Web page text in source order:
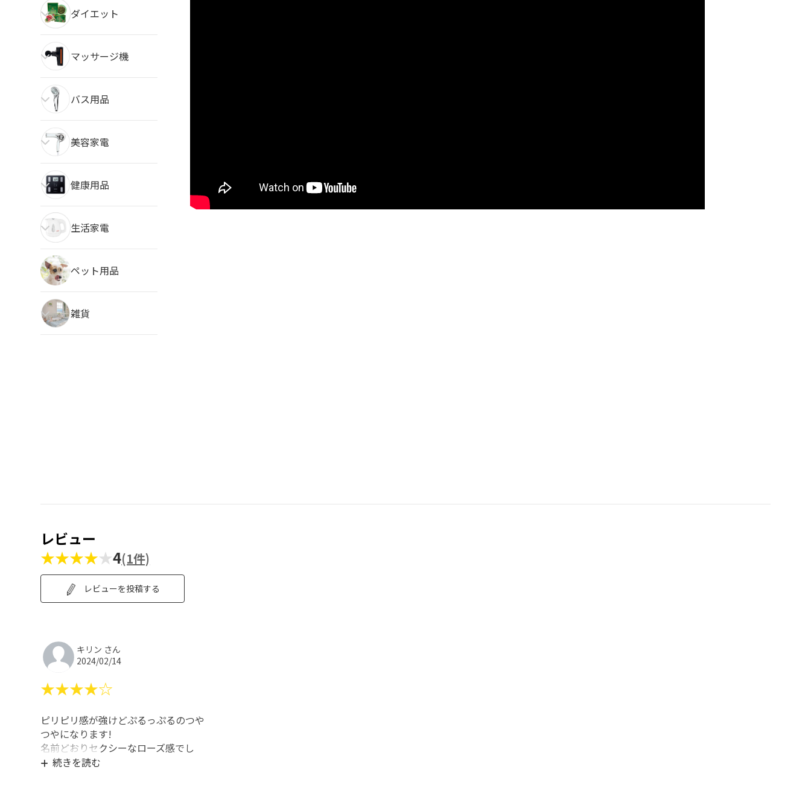
ダイエット
マッサージ機
バス用品
美容家電
健康用品
生活家電
ペット用品
雑貨
レビュー
★★★★★4(1件)
レビューを投稿する
キリン さん
2024/02/14
★★★★☆
ピリピリ感が強けどぷるっぷるのつや
つやになります!
名前どおりセクシーなローズ感でし
た。続きを読む